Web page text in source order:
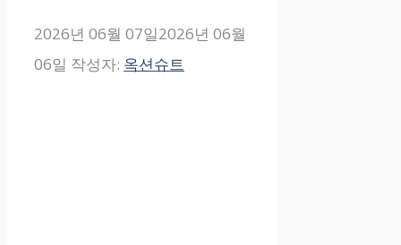
2026년 06월 07일2026년 06월
06일 작성자: 옥션슈트